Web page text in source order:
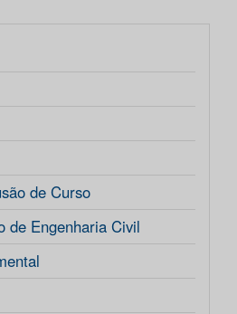
de Curso
de Engenharia Civil